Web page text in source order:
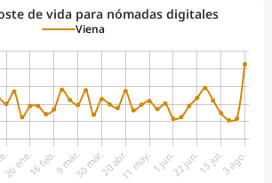
de vida para nómadas digitales
Viena